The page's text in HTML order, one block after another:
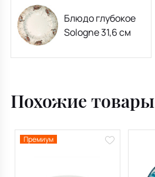
Блюдо глубокое
Sologne 31,6 см
Похожие товары
Премиум